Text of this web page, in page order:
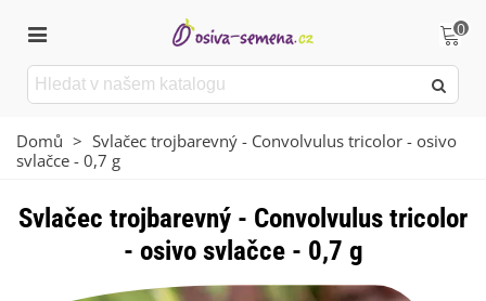
0
Domů > Svlačec trojbarevný - Convolvulus tricolor - osivo
svlačce - 0,7 g
Svlačec trojbarevný - Convolvulus tricolor
- osivo svlačce - 0,7 g